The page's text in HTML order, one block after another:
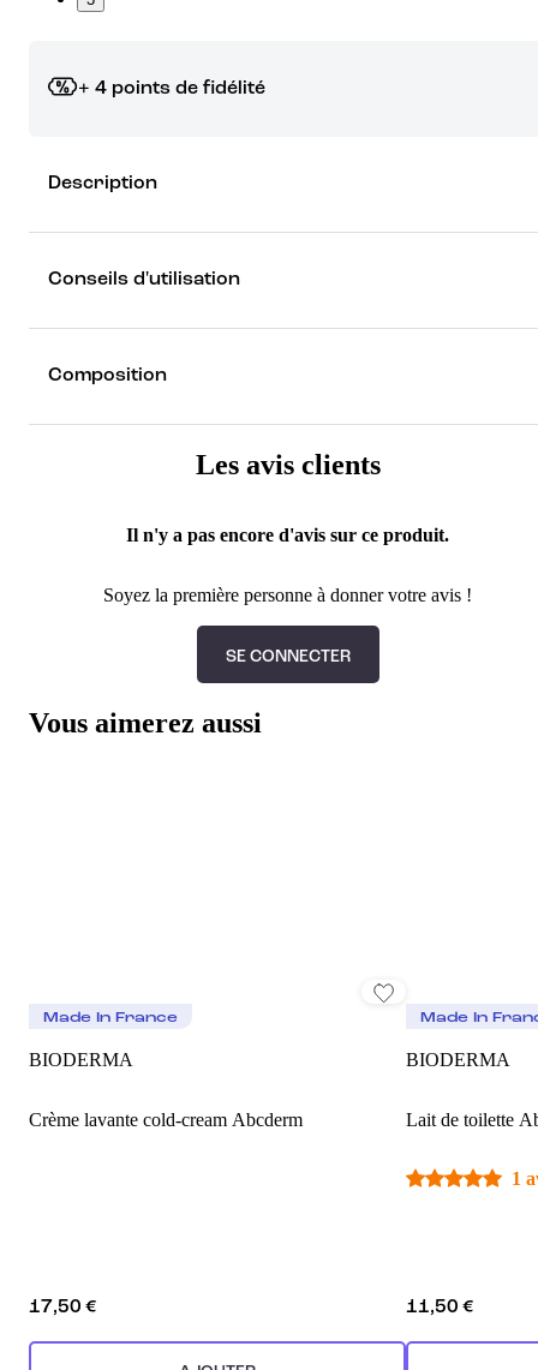
+ 4 points de fidélité
rêver !
Découvrez les récompenses
Description
Conseils d'utilisation
Composition
Les avis clients
Il n'y a pas encore d'avis sur ce produit.
Soyez la première personne à donner votre avis !
SE CONNECTER
Vous aimerez aussi
Made In France
BIODERMA
Crème lavante cold-cream Abcderm
17,50 €
Made In
BIODERMA
Lait de toilette
1
11,50 €